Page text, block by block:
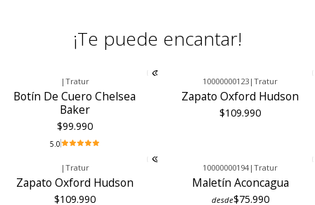
¡Te puede encantar!
| Tratur
Botín De Cuero Chelsea
Baker
$99.990
5.0
10000000123 |Tratur
Zapato Oxford Hudson
$109.990
| Tratur
Zapato Oxford Hudson
$109.990
10000000194 |Tratur
Maletín Aconcagua
desde$75.990